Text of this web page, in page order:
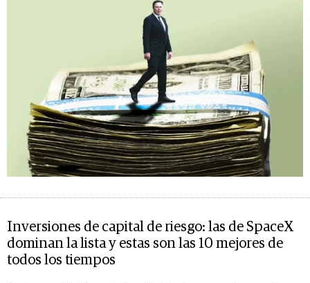
Inversiones de capital de riesgo: las de SpaceX
dominan la lista y estas son las 10 mejores de
todos los tiempos